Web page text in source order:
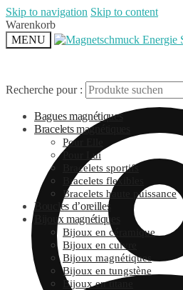
Skip to navigation Skip to content
Warenkorb
MENU
Recherche pour :
Bagues magnétiques
Bracelets magnétiques
Pour Elle
Pour Lui
Bracelets sportifs
Bracelets flexibles
Bracelets haute puissance
Boucles d’oreilles
Bijoux magnétiques
Bijoux en céramique
Bijoux en cuivre
Bijoux magnétiques
Bijoux en tungstène
Bijoux en titane